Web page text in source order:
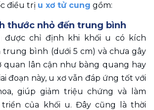
điều trị u xơ tử cung gồm:
thước nhỏ đến trung bình
được chỉ định khi khối u có kích
bình (dưới 5 cm) và chưa gây
quan lân cận như bàng quang hay
đoạn này, u xơ vẫn đáp ứng tốt với
giúp giảm triệu chứng và làm
của khối u. Đây cũng là thời